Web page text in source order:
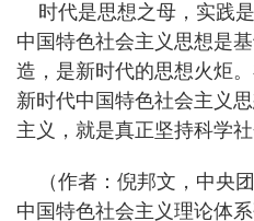
时代是思想之母，实践
中国特色社会主义思想是
造，是新时代的思想火炬
新时代中国特色社会主义
主义，就是真正坚持科学社
（作者：倪邦文，中央
中国特色社会主义理论体